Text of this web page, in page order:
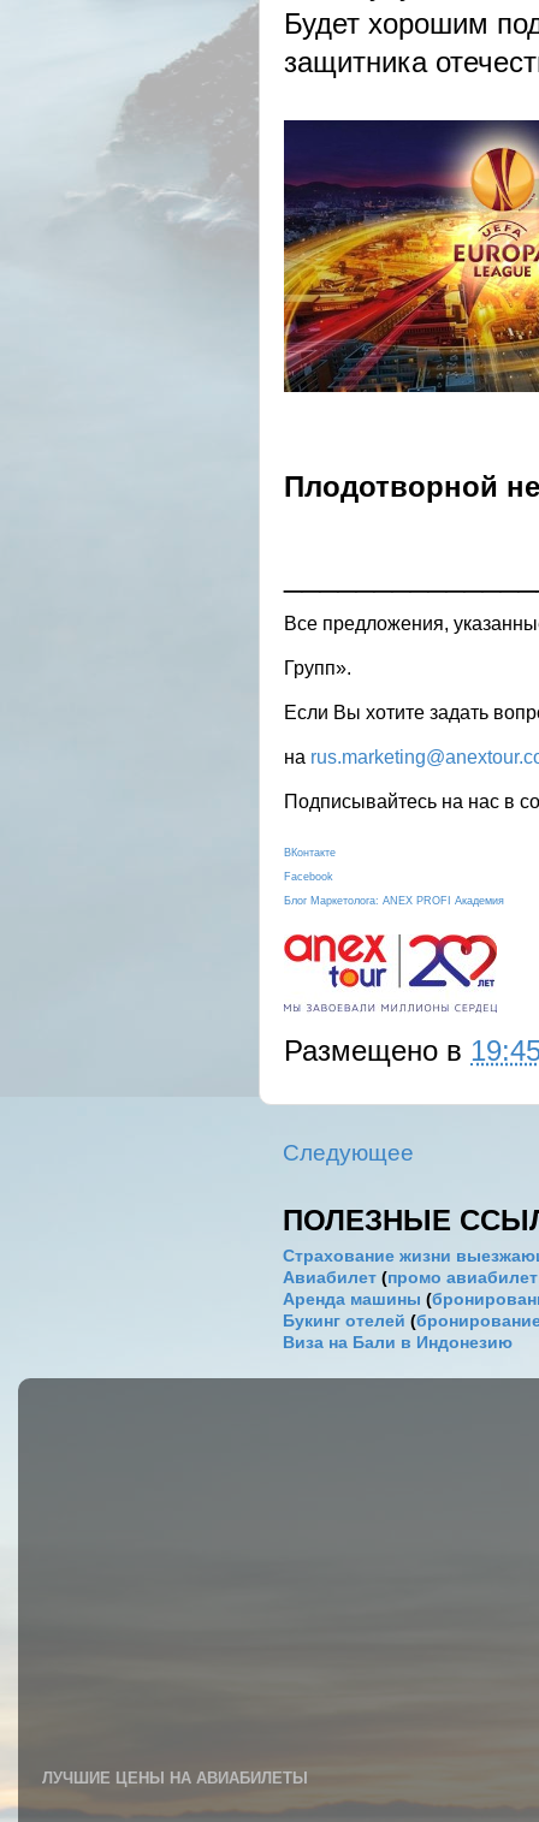
Будет хорошим
защитника
Плодотворной
Все предложения,
Групп».
Если Вы хотите задать
на
Подписывайтесь на нас в
ВКонтакте
Facebook
Блог Маркетолога: ANEX PROFI Академия
Размещено в
Следующее
ПОЛЕЗНЫЕ
Страхование жизни
Авиабилет (промо
Аренда машины (
Букинг отелей (
Виза на Бали в Индонезию
ЛУЧШИЕ ЦЕНЫ НА АВИАБИЛЕТЫ